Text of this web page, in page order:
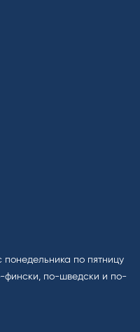
понедельника по пятницу
фински, по-шведски и по-